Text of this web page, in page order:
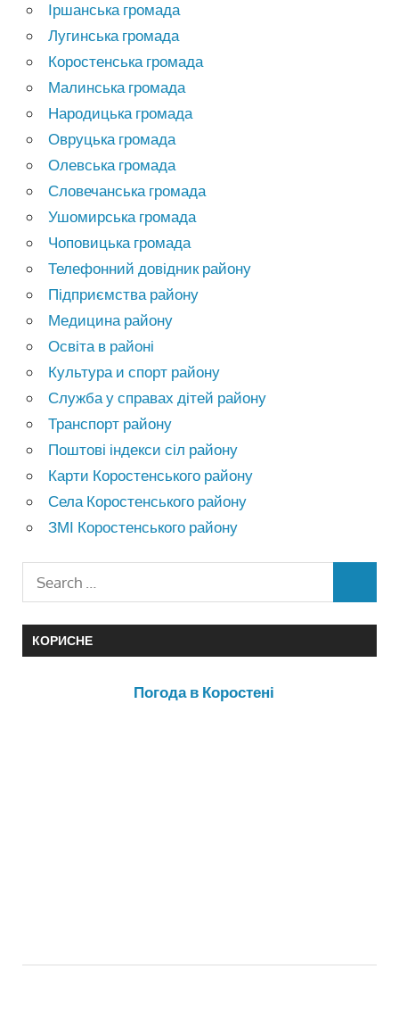
Іршанська громада
Лугинська громада
Коростенська громада
Малинська громада
Народицька громада
Овруцька громада
Олевська громада
Словечанська громада
Ушомирська громада
Чоповицька громада
Телефонний довідник району
Підприємства району
Медицина району
Освіта в районі
Культура и спорт району
Служба у справах дітей району
Транспорт району
Поштові індекси сіл району
Карти Коростенського району
Села Коростенського району
ЗМІ Коростенського району
КОРИСНЕ
Погода в Коростені